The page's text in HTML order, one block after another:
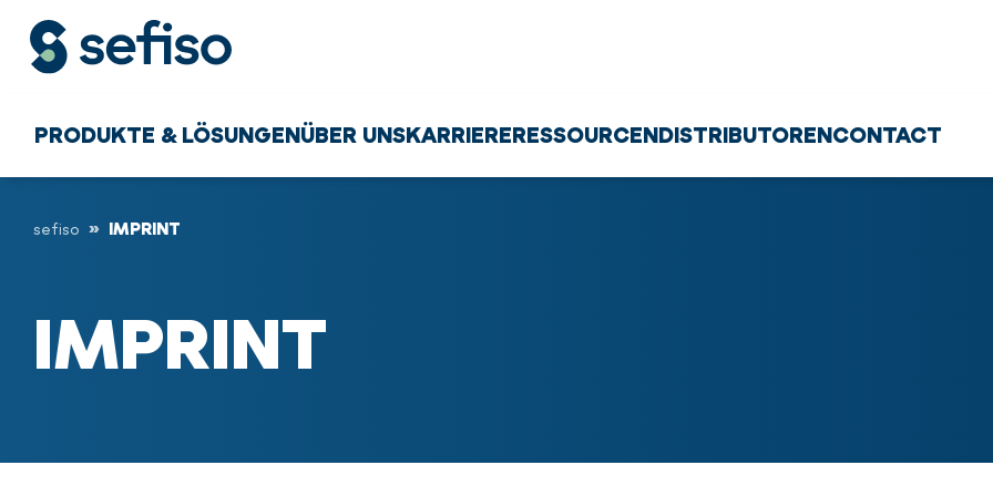
PRODUKTE & LÖSUNGENÜBER UNSKARRIERERESSOURCENDISTRIBUTORENCONTACT
sefiso IMPRINT
IMPRINT